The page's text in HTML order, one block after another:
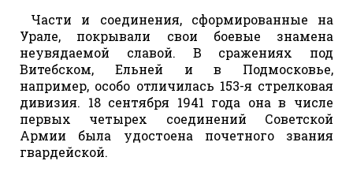
Части и соединения, сформированные на
Урале, покрывали свои боевые знамена
неувядаемой славой. В сражениях под
Витебском, Ельней и в Подмосковье,
например, особо отличилась 153-я стрелковая
дивизия. 18 сентября 1941 года она в числе
первых четырех соединений Советской
Армии была удостоена почетного звания
гвардейской.